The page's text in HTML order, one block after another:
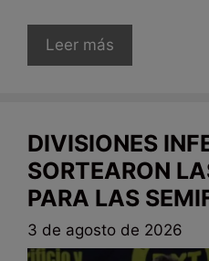
Leer más
DIVISIONES
SORTEARON
PARA LAS
3 de agosto de 2026